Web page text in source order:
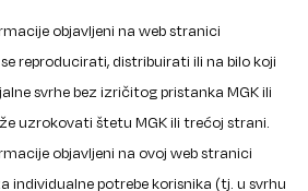
objavljeni na web stranici
reproducirati, distribuirati ili na bilo koji
svrhe bez izričitog pristanka MGK ili
uzrokovati štetu MGK ili trećoj strani.
objavljeni na ovoj web stranici
individualne potrebe korisnika (tj. u svrhu